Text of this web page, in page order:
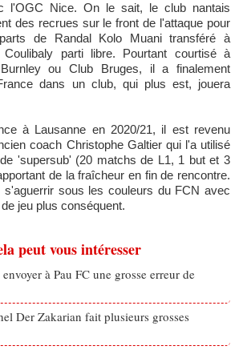
l'OGC Nice. On le sait, le club nantais
des recrues sur le front de l'attaque pour
de Randal Kolo Muani transféré à
parti libre. Pourtant courtisé à
ou Club Bruges, il a finalement
dans un club, qui plus est, jouera
à Lausanne en 2020/21, il est revenu
coach Christophe Galtier qui l'a utilisé
'supersub' (20 matchs de L1, 1 but et 3
de la fraîcheur en fin de rencontre.
s'aguerrir sous les couleurs du FCN avec
jeu plus conséquent.
peut vous intéresser
à Pau FC une grosse erreur de
Der Zakarian fait plusieurs grosses